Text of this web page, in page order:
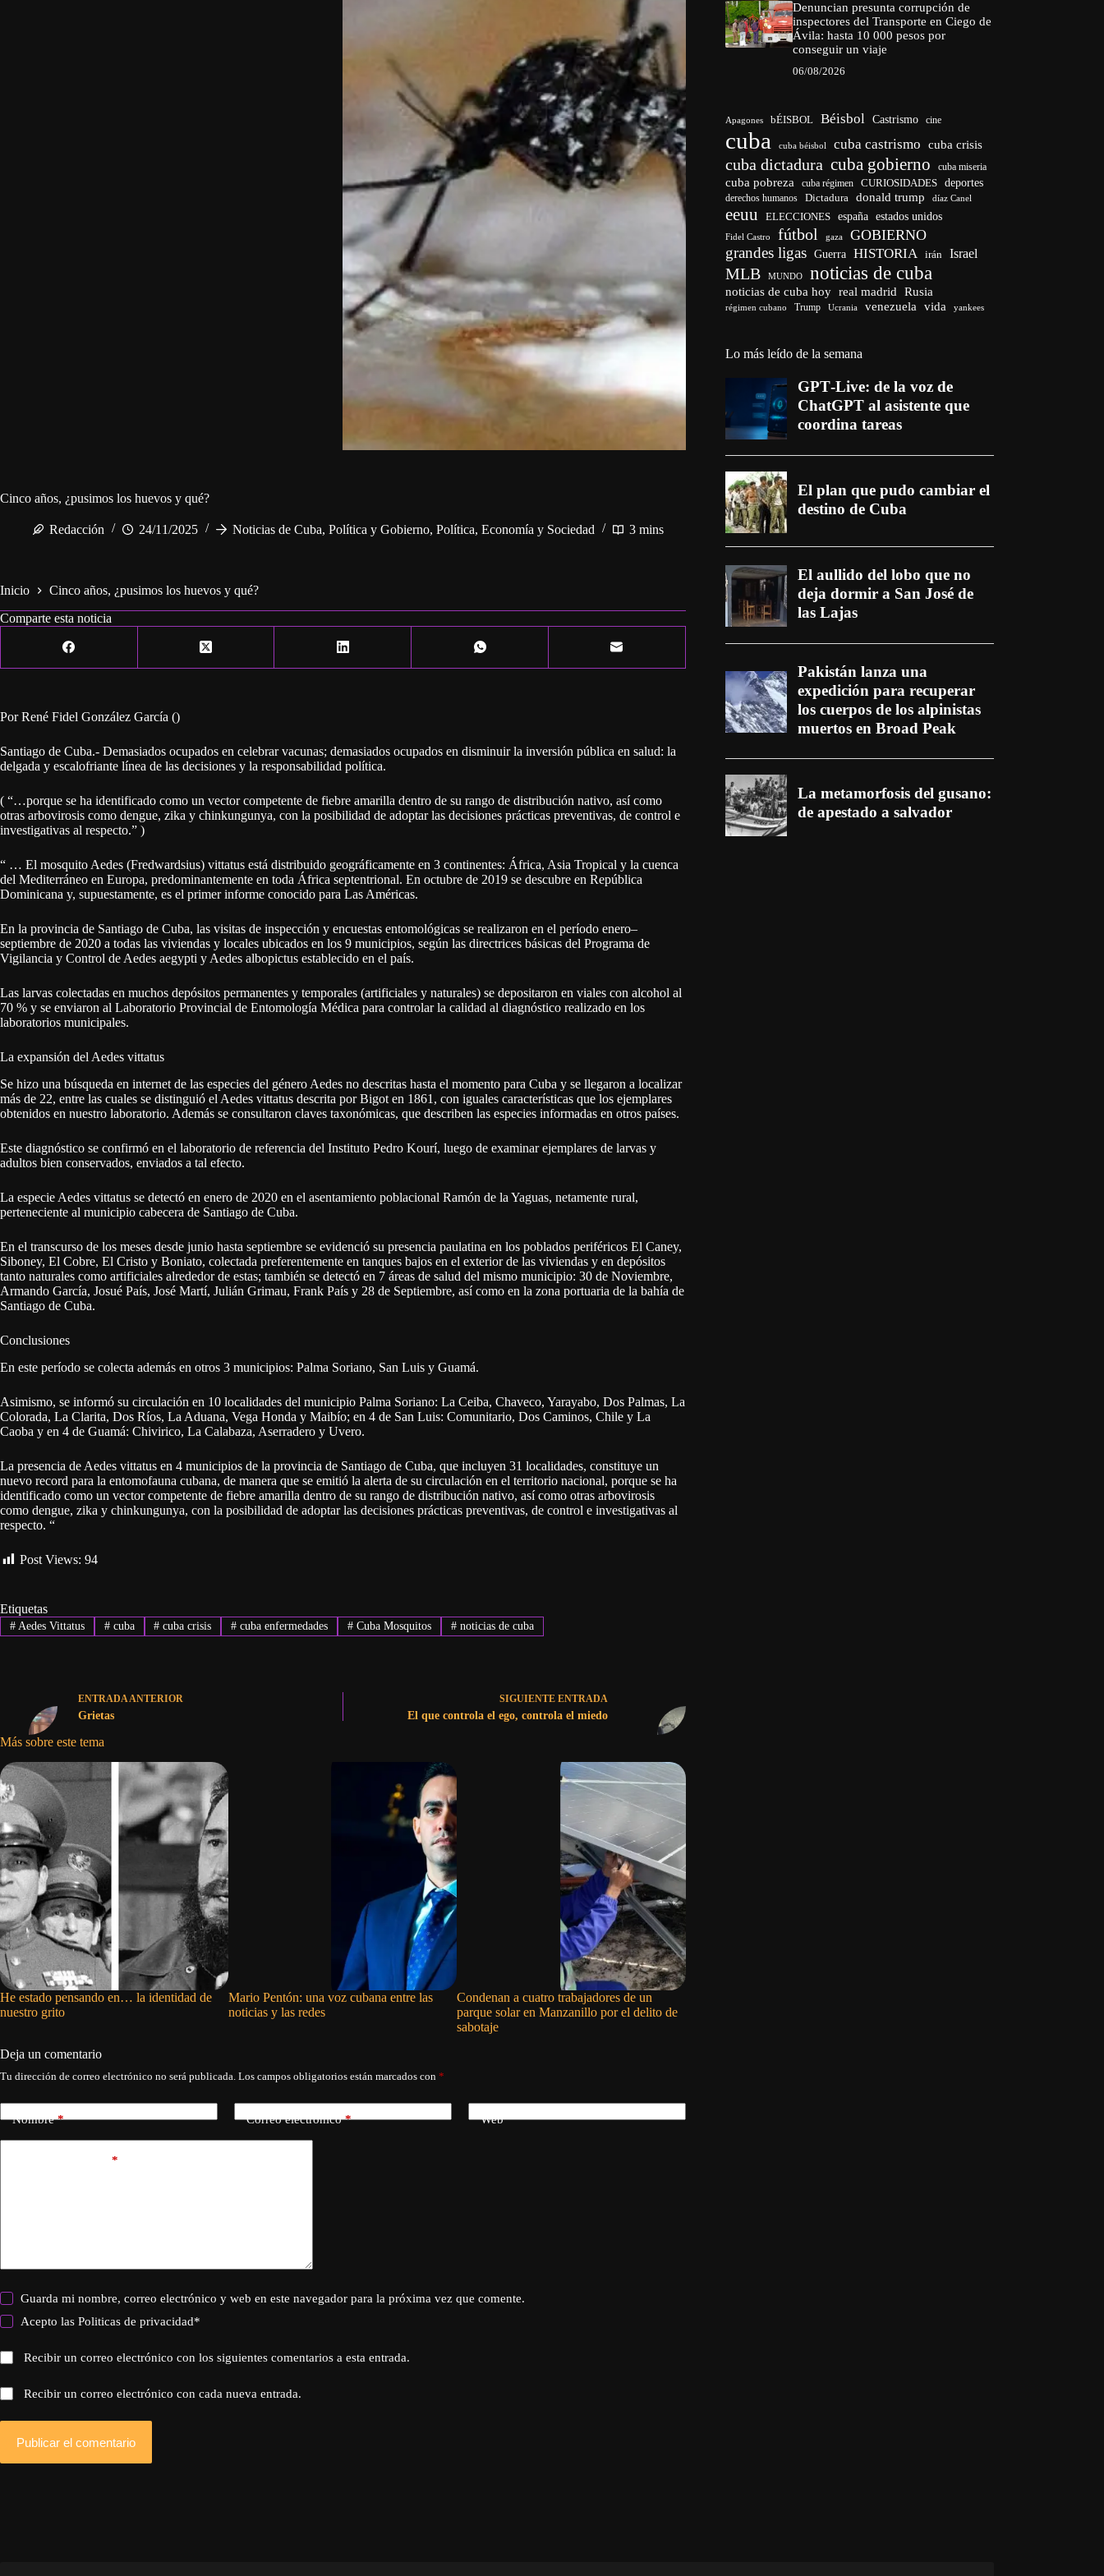
Cinco años, ¿pusimos los huevos y qué?
Redacción 24/11/2025 Noticias de Cuba, Política y Gobierno, Política, Economía y Sociedad 3 mins
Inicio
Cinco años, ¿pusimos los huevos y qué?
Comparte esta noticia
Por René Fidel González García ()
Santiago de Cuba.- Demasiados ocupados en celebrar vacunas; demasiados ocupados en disminuir la inversión pública en salud: la
delgada y escalofriante línea de las decisiones y la responsabilidad política.
( “…porque se ha identificado como un vector competente de fiebre amarilla dentro de su rango de distribución nativo, así como
otras arbovirosis como dengue, zika y chinkungunya, con la posibilidad de adoptar las decisiones prácticas preventivas, de control e
investigativas al respecto.” )
“ … El mosquito Aedes (Fredwardsius) vittatus está distribuido geográficamente en 3 continentes: África, Asia Tropical y la cuenca
del Mediterráneo en Europa, predominantemente en toda África septentrional. En octubre de 2019 se descubre en República
Dominicana y, supuestamente, es el primer informe conocido para Las Américas.
En la provincia de Santiago de Cuba, las visitas de inspección y encuestas entomológicas se realizaron en el período enero‒
septiembre de 2020 a todas las viviendas y locales ubicados en los 9 municipios, según las directrices básicas del Programa de
Vigilancia y Control de Aedes aegypti y Aedes albopictus establecido en el país.
Las larvas colectadas en muchos depósitos permanentes y temporales (artificiales y naturales) se depositaron en viales con alcohol al
70 % y se enviaron al Laboratorio Provincial de Entomología Médica para controlar la calidad al diagnóstico realizado en los
laboratorios municipales.
La expansión del Aedes vittatus
Se hizo una búsqueda en internet de las especies del género Aedes no descritas hasta el momento para Cuba y se llegaron a localizar
más de 22, entre las cuales se distinguió el Aedes vittatus descrita por Bigot en 1861, con iguales características que los ejemplares
obtenidos en nuestro laboratorio. Además se consultaron claves taxonómicas, que describen las especies informadas en otros países.
Este diagnóstico se confirmó en el laboratorio de referencia del Instituto Pedro Kourí, luego de examinar ejemplares de larvas y
adultos bien conservados, enviados a tal efecto.
La especie Aedes vittatus se detectó en enero de 2020 en el asentamiento poblacional Ramón de la Yaguas, netamente rural,
perteneciente al municipio cabecera de Santiago de Cuba.
En el transcurso de los meses desde junio hasta septiembre se evidenció su presencia paulatina en los poblados periféricos El Caney,
Siboney, El Cobre, El Cristo y Boniato, colectada preferentemente en tanques bajos en el exterior de las viviendas y en depósitos
tanto naturales como artificiales alrededor de estas; también se detectó en 7 áreas de salud del mismo municipio: 30 de Noviembre,
Armando García, Josué País, José Martí, Julián Grimau, Frank País y 28 de Septiembre, así como en la zona portuaria de la bahía de
Santiago de Cuba.
Conclusiones
En este período se colecta además en otros 3 municipios: Palma Soriano, San Luis y Guamá.
Asimismo, se informó su circulación en 10 localidades del municipio Palma Soriano: La Ceiba, Chaveco, Yarayabo, Dos Palmas, La
Colorada, La Clarita, Dos Ríos, La Aduana, Vega Honda y Maibío; en 4 de San Luis: Comunitario, Dos Caminos, Chile y La
Caoba y en 4 de Guamá: Chivirico, La Calabaza, Aserradero y Uvero.
La presencia de Aedes vittatus en 4 municipios de la provincia de Santiago de Cuba, que incluyen 31 localidades, constituye un
nuevo record para la entomofauna cubana, de manera que se emitió la alerta de su circulación en el territorio nacional, porque se ha
identificado como un vector competente de fiebre amarilla dentro de su rango de distribución nativo, así como otras arbovirosis
como dengue, zika y chinkungunya, con la posibilidad de adoptar las decisiones prácticas preventivas, de control e investigativas al
respecto. “
Post Views: 94
Etiquetas
#Aedes Vittatus #cuba # cuba crisis # cuba enfermedades # Cuba Mosquitos #noticias de cuba
ENTRADA ANTERIOR
Grietas
SIGUIENTE ENTRADA
El que controla el ego, controla el miedo
Más sobre este tema
He estado pensando en… la identidad de
nuestro grito
Mario Pentón: una voz cubana entre las
noticias y las redes
Condenan a cuatro trabajadores de un
parque solar en Manzanillo por el delito de
sabotaje
Deja un comentario
Tu dirección de correo electrónico no será publicada. Los campos obligatorios están marcados con *
Nombre* Correo electrónico* Web
*
Guarda mi nombre, correo electrónico y web en este navegador para la próxima vez que comente.
Acepto lasPoliticas de privacidad*
Recibir un correo electrónico con los siguientes comentarios a esta entrada.
Recibir un correo electrónico con cada nueva entrada.
Publicar el comentario
Denuncian presunta corrupción de
inspectores del Transporte en Ciego de
Ávila: hasta 10 000 pesos por
conseguir un viaje
06/08/2026
Apagones bÉISBOL Béisbol Castrismo cine
cuba cuba béisbol cuba castrismo cuba crisis
cuba dictadura cuba gobierno cuba miseria
cuba pobreza cuba régimen CURIOSIDADES deportes
derechos humanos Dictadura donald trump díaz Canel
eeuu ELECCIONES españa estados unidos
Fidel Castro fútbol gaza GOBIERNO
grandes ligas Guerra HISTORIA irán Israel
MLB MUNDO noticias de cuba
noticias de cuba hoy real madrid Rusia
régimen cubano Trump Ucrania venezuela vida yankees
Lo más leído de la semana